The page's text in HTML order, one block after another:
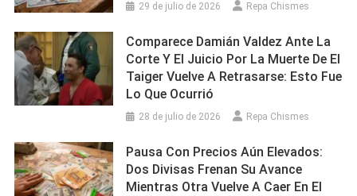
29 de julio de 2026 Repa Chismes
Comparece Damián Valdez Ante La
Corte Y El Juicio Por La Muerte De El
Taiger Vuelve A Retrasarse: Esto Fue
Lo Que Ocurrió
28 de julio de 2026 Repa Chismes
Pausa Con Precios Aún Elevados:
Dos Divisas Frenan Su Avance
Mientras Otra Vuelve A Caer En El